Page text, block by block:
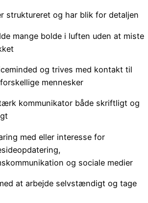
struktureret og har blik for detaljen
mange bolde i luften uden at miste
og trives med kontakt til
mennesker
kommunikator både skriftligt og
med eller interesse for
og sociale medier
at arbejde selvstændigt og tage